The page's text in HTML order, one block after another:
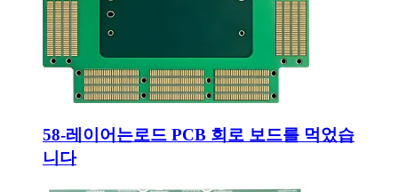
58-레이어는로드 PCB 회로 보드를 먹었습
니다